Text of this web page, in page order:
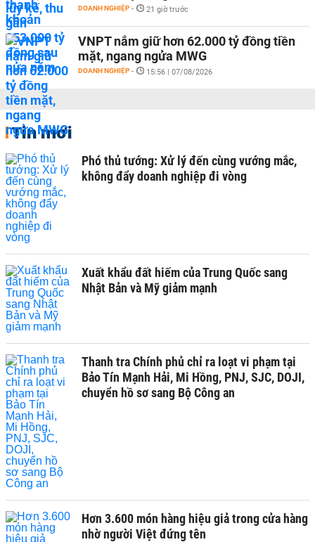
DOANH NGHIỆP - 21 giờ trước
VNPT nắm giữ hơn 62.000 tỷ đồng tiền
mặt, ngang ngửa MWG
DOANH NGHIỆP - 15:56 | 07/08/2026
Tin mới
Phó thủ tướng: Xử lý đến cùng vướng mắc,
không đẩy doanh nghiệp đi vòng
Xuất khẩu đất hiếm của Trung Quốc sang
Nhật Bản và Mỹ giảm mạnh
Thanh tra Chính phủ chỉ ra loạt vi phạm tại
Bảo Tín Mạnh Hải, Mi Hồng, PNJ, SJC, DOJI,
chuyển hồ sơ sang Bộ Công an
Hơn 3.600 món hàng hiệu giả trong cửa hàng
nhờ người Việt đứng tên